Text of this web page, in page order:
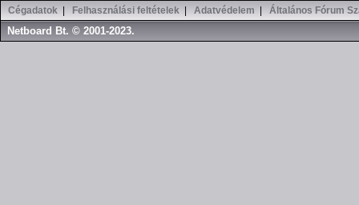
Cégadatok Felhasználási feltételek Adatvédelem Általános Fórum
Netboard Bt. © 2001-2023.